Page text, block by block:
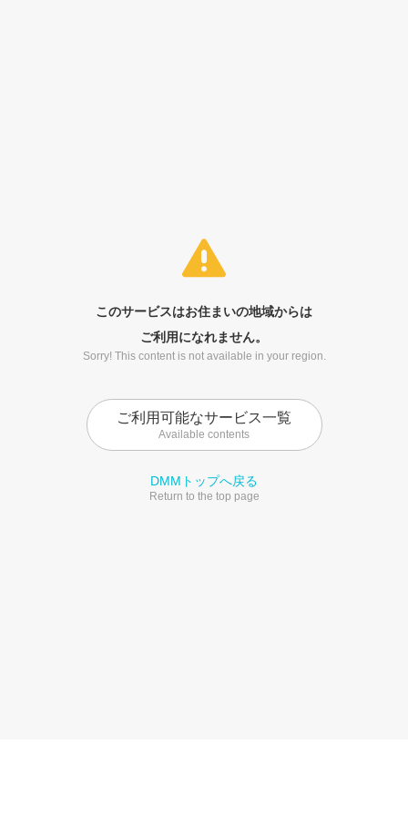
このサービスはお住まいの地域からは
ご利用になれません。
Sorry! This content is not available in your region.
ご利用可能なサービス一覧
Available contents
DMMトップへ戻る
Return to the top page